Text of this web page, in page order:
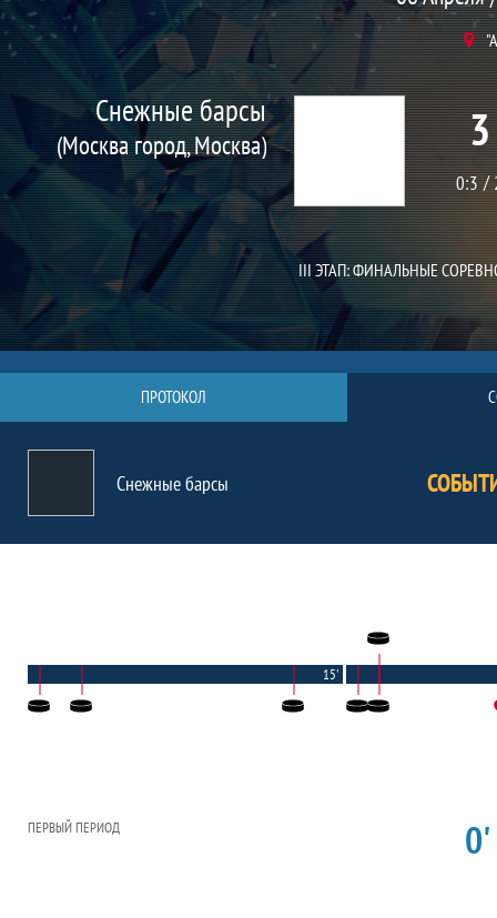
Снежные барсы
(Москва город, Москва)
0:3
III ЭТАП: ФИНАЛЬНЫЕ
ПРОТОКОЛ
Снежные барсы
15'
ПЕРВЫЙ ПЕРИОД